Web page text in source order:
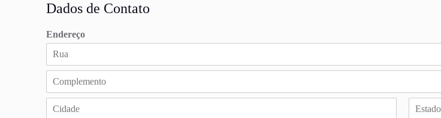
Dados de Contato
Endereço